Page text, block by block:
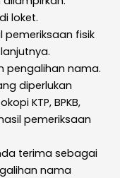
loket.
pemeriksaan fisik
pengalihan nama.
diperlukan
KTP, BPKB,
pemeriksaan
terima sebagai
nama